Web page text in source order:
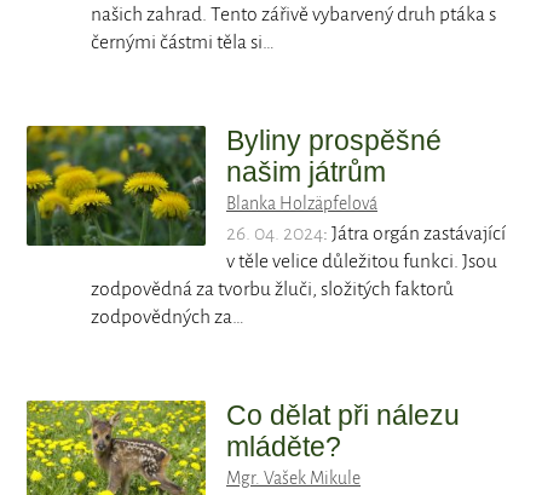
našich zahrad. Tento zářivě vybarvený druh ptáka s
černými částmi těla si…
Byliny prospěšné
našim játrům
Blanka Holzäpfelová
26. 04. 2024: Játra orgán zastávající
v těle velice důležitou funkci. Jsou
zodpovědná za tvorbu žluči, složitých faktorů
zodpovědných za…
Co dělat při nálezu
mláděte?
Mgr. Vašek Mikule